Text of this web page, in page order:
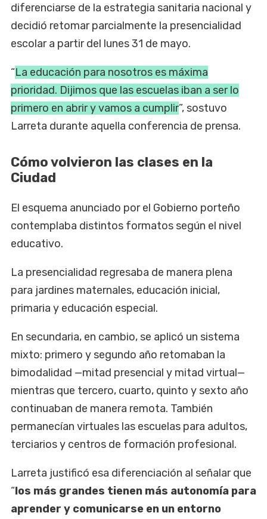
diferenciarse de la estrategia sanitaria nacional y
decidió retomar parcialmente la presencialidad
escolar a partir del lunes 31 de mayo.
“La educación para nosotros es máxima
prioridad. Dijimos que las escuelas iban a ser lo
primero en abrir y vamos a cumplir”, sostuvo
Larreta durante aquella conferencia de prensa.
Cómo volvieron las clases en la
Ciudad
El esquema anunciado por el Gobierno porteño
contemplaba distintos formatos según el nivel
educativo.
La presencialidad regresaba de manera plena
para jardines maternales, educación inicial,
primaria y educación especial.
En secundaria, en cambio, se aplicó un sistema
mixto: primero y segundo año retomaban la
bimodalidad —mitad presencial y mitad virtual—
mientras que tercero, cuarto, quinto y sexto año
continuaban de manera remota. También
permanecían virtuales las escuelas para adultos,
terciarios y centros de formación profesional.
Larreta justificó esa diferenciación al señalar que
“los más grandes tienen más autonomía para
aprender y comunicarse en un entorno